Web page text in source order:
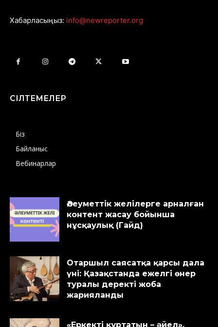
Хабарласыңыз: info@newreporter.org
СІЛТЕМЕЛЕР
Біз
Байланыс
Вебинарлар
Әлеуметтік желілерге арналған
контент жасау бойынша
нұсқаулық (Гайд)
Отаршыл саясатқа қарсы дала
үні: Қазақстанда ежелгі өнер
туралы деректі жоба
жарияланды
«Еркекті құртатын – әйел».